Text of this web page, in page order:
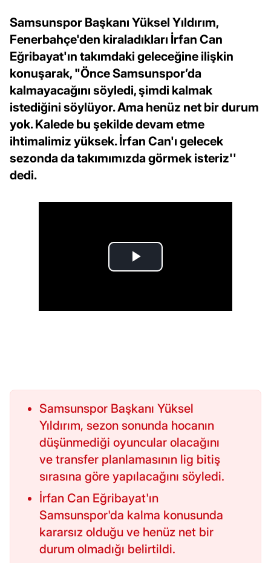
Samsunspor Başkanı Yüksel Yıldırım,
Fenerbahçe'den kiraladıkları İrfan Can
Eğribayat'ın takımdaki geleceğine ilişkin
konuşarak, "Önce Samsunspor’da
kalmayacağını söyledi, şimdi kalmak
istediğini söylüyor. Ama henüz net bir durum
yok. Kalede bu şekilde devam etme
ihtimalimiz yüksek. İrfan Can'ı gelecek
sezonda da takımımızda görmek isteriz''
dedi.
Samsunspor Başkanı Yüksel
Yıldırım, sezon sonunda hocanın
düşünmediği oyuncular olacağını
ve transfer planlamasının lig bitiş
sırasına göre yapılacağını söyledi.
İrfan Can Eğribayat'ın
Samsunspor'da kalma konusunda
kararsız olduğu ve henüz net bir
durum olmadığı belirtildi.